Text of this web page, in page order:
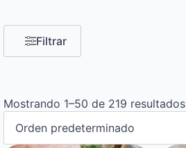
Filtrar
Mostrando 1–50 de 219 resultados